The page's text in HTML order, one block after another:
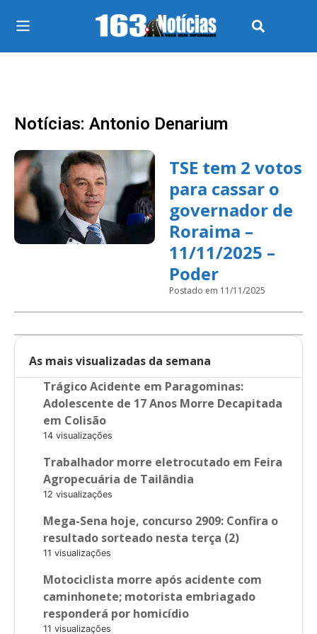
Notícias: Antonio Denarium
TSE tem 2 votos
para cassar o
governador de
Roraima –
11/11/2025 –
Poder
Postado em 11/11/2025
As mais visualizadas da semana
Trágico Acidente em Paragominas:
Adolescente de 17 Anos Morre Decapitada
em Colisão
14 visualizações
Trabalhador morre eletrocutado em Feira
Agropecuária de Tailândia
12 visualizações
Mega-Sena hoje, concurso 2909: Confira o
resultado sorteado nesta terça (2)
11 visualizações
Motociclista morre após acidente com
caminhonete; motorista embriagado
responderá por homicídio
11 visualizações